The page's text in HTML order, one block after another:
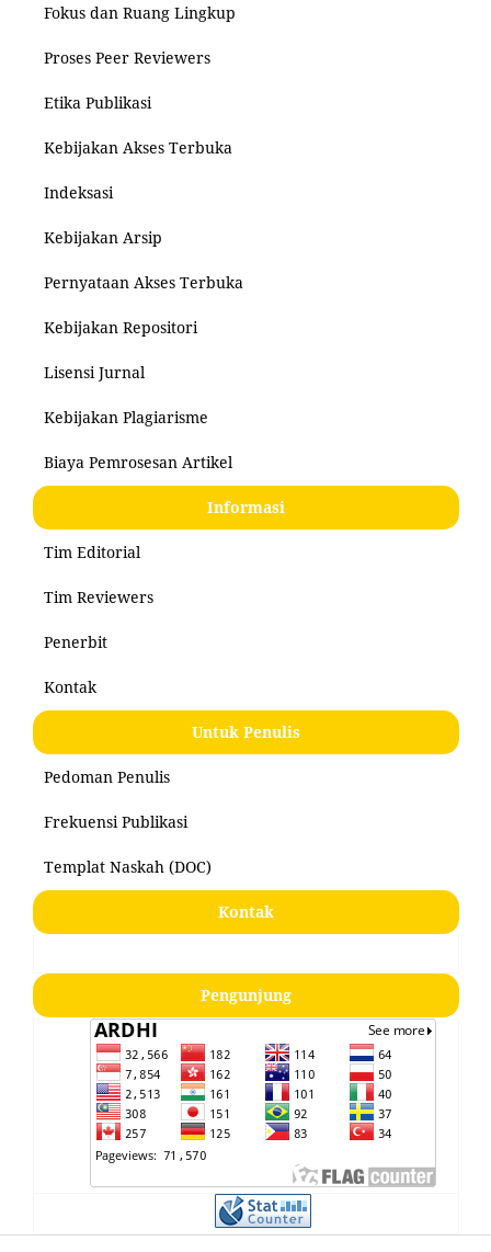
Fokus dan Ruang Lingkup
Proses Peer Reviewers
Etika Publikasi
Kebijakan Akses Terbuka
Indeksasi
Kebijakan Arsip
Pernyataan Akses Terbuka
Kebijakan Repositori
Lisensi Jurnal
Kebijakan Plagiarisme
Biaya Pemrosesan Artikel
Informasi
Tim Editorial
Tim Reviewers
Penerbit
Kontak
Untuk Penulis
Pedoman Penulis
Frekuensi Publikasi
Templat Naskah (DOC)
Kontak
Pengunjung